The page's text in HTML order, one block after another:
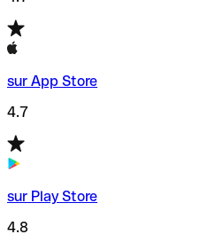
sur App Store
4.7
sur Play Store
4.8